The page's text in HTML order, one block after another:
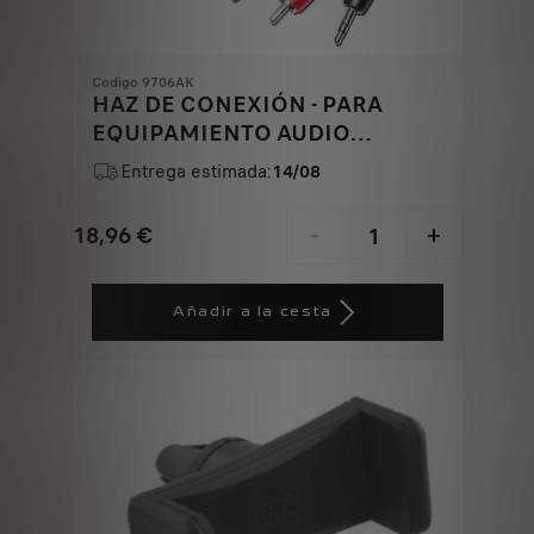
Codigo 9706AK
HAZ DE CONEXIÓN - PARA
EQUIPAMIENTO AUDIO
AUXILIAR
Entrega estimada:14/08
18,96 €
Price
- +
Quantity
Añadir a la cesta